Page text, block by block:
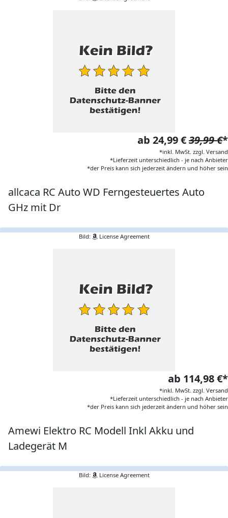
ab 24,99 €39,99 €*
*inkl. MwSt. zzgl. Versand
*Lieferzeit unterschiedlich - je nach Anbieter
*der Preis kann sich jederzeit ändern und höher sein
allcaca RC Auto WD Ferngesteuertes Auto
GHz mit Dr
Bild: License Agreement
ab 114,98 €*
*inkl. MwSt. zzgl. Versand
*Lieferzeit unterschiedlich - je nach Anbieter
*der Preis kann sich jederzeit ändern und höher sein
Amewi Elektro RC Modell Inkl Akku und
Ladegerät M
Bild: License Agreement